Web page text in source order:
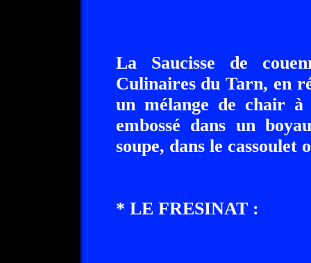
La Saucisse de
Culinaires du Tarn, en
un mélange de chair à
embossé dans un
soupe, dans le cassoulet
* LE FRESINAT :